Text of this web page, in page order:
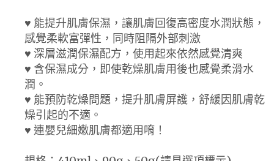
♥ 能提升肌膚保濕，讓肌膚回復高密度水潤狀態，
感覺柔軟富彈性，同時阻隔外部刺激
♥ 深層滋潤保濕配方，使用起來依然感覺清爽
♥ 含保濕成分，即使乾燥肌膚用後也感覺柔滑水
潤。
♥ 能預防乾燥問題，提升肌膚屏護，舒緩因肌膚乾
燥引起的不適。
♥ 連嬰兒細嫩肌膚都適用唷！